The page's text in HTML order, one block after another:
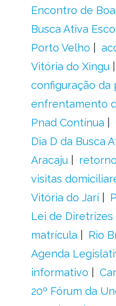
Encontro de
Busca Ativa
Porto Velho
Vitória do Xingu
configuração da
enfrentamento
Pnad Contínua
Dia D da Busca
Aracaju
visitas
Vitória do Jari
Lei de Diretrizes
matrícula
Rio
Agenda
informativo
20º Fórum da